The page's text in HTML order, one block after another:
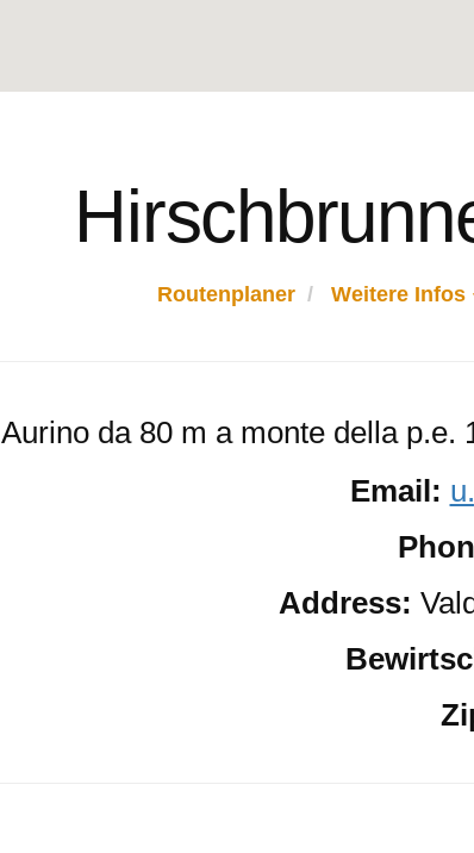
Routenplaner Weitere Infos
Aurino da 80 m a monte della
Email:
Address: